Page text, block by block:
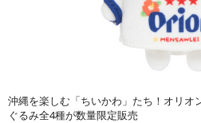
沖縄を楽しむ「ちいかわ」たち！オリオ
ぐるみ全4種が数量限定販売